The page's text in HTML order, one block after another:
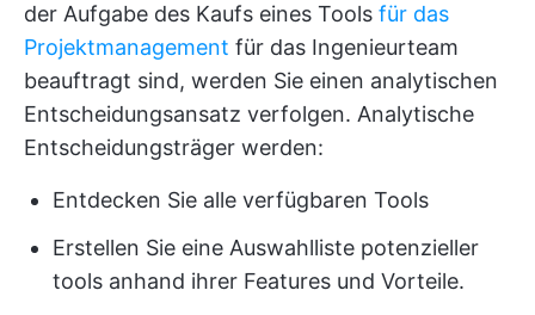
der Aufgabe des Kaufs eines Tools für das
Projektmanagement für das Ingenieurteam
beauftragt sind, werden Sie einen analytischen
Entscheidungsansatz verfolgen. Analytische
Entscheidungsträger werden:
Entdecken Sie alle verfügbaren Tools
Erstellen Sie eine Auswahlliste potenzieller
tools anhand ihrer Features und Vorteile.